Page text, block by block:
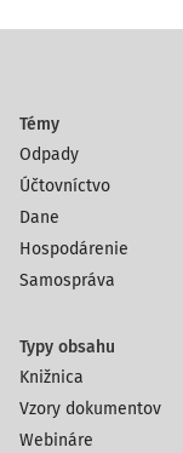
Témy
Odpady
Účtovníctvo
Dane
Hospodárenie
Samospráva
Typy obsahu
Knižnica
Vzory dokumentov
Webináre